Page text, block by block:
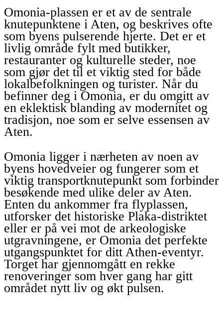
Omonia-plassen er et av de sentrale
knutepunktene i Aten, og beskrives ofte
som byens pulserende hjerte. Det er et
livlig område fylt med butikker,
restauranter og kulturelle steder, noe
som gjør det til et viktig sted for både
lokalbefolkningen og turister. Når du
befinner deg i Omonia, er du omgitt av
en eklektisk blanding av modernitet og
tradisjon, noe som er selve essensen av
Aten.
Omonia ligger i nærheten av noen av
byens hovedveier og fungerer som et
viktig transportknutepunkt som forbinder
besøkende med ulike deler av Aten.
Enten du ankommer fra flyplassen,
utforsker det historiske Plaka-distriktet
eller er på vei mot de arkeologiske
utgravningene, er Omonia det perfekte
utgangspunktet for ditt Athen-eventyr.
Torget har gjennomgått en rekke
renoveringer som hver gang har gitt
området nytt liv og økt pulsen.